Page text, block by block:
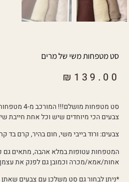
סט מטפחות משי של מרים
₪ 139.00
סט מטפחות מושלם!!! המורכב מ-4 מטפחות מרובעות מבד משי.
צבעים הכי מיוחדים שיש וכל אחת חייבת
צבעים: ורוד בייבי משי, חום בהיר, קרם בד
המטפחות עטופות במלא אהבה, מתאים גם
אחות/אמא/מכרה וכמובן גם לפנק את
*ניתן לבחור גם סט משלכן עם צבעים שאתן